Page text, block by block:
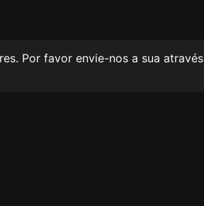
Por favor envie-nos a sua através